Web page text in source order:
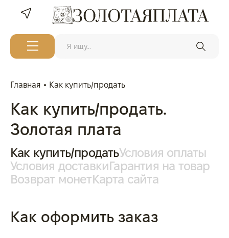
Главная Как купить/продать
Как купить/продать.
Золотая плата
Как купить/продатьУсловия оплаты
Условия доставкиГарантия на товар
Возврат монетКарта сайта
Как оформить заказ